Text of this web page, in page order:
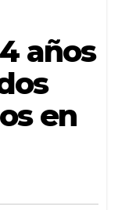
años
en